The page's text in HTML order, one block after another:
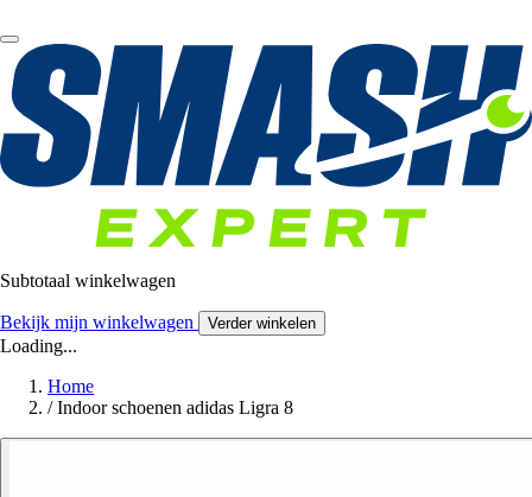
Subtotaal winkelwagen
Bekijk mijn winkelwagen Verder winkelen
Loading...
Home
/ Indoor schoenen adidas Ligra 8